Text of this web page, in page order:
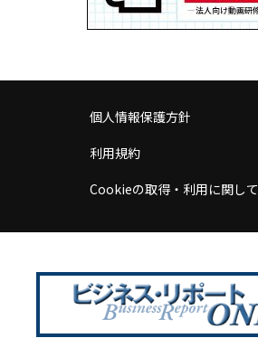
個人情報保護方針
利用規約
Cookieの取得・利用に関して